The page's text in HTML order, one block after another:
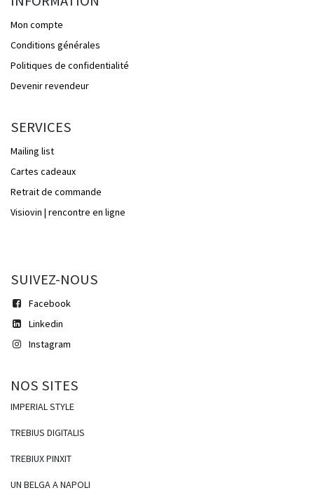
Mon compte
Conditions générales
Politiques de confidentialité
Devenir revendeur
SERVICES
Mailing list
Cartes cadeaux
Retrait de commande
Visiovin | rencontre en ligne
SUIVEZ-NOUS
Facebook
Linkedi​​n
Instagram
NOS SITES
IMPERIAL STYLE
TREBIUS DIGITALIS
TREBIUX PINXIT
UN BELGA A NAPOLI